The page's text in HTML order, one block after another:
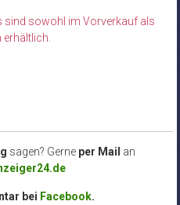
sind sowohl im Vorverkauf als
sagen? Gerne per Mail an
bei Facebook.